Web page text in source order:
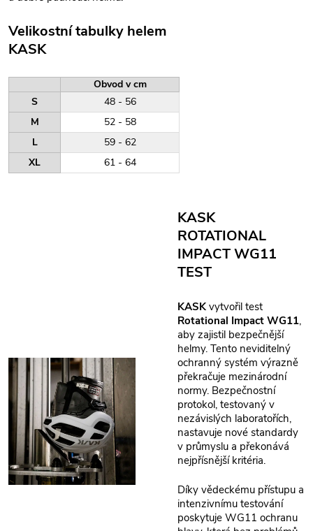
Velikostní tabulky helem
KASK
Obvod v cm
S
48 - 56
M
52 - 58
L
59 - 62
XL
61 - 64
KASK
ROTATIONAL
IMPACT WG11
TEST
KASK vytvořil test
Rotational Impact WG11,
aby zajistil bezpečnější
helmy. Tento neviditelný
ochranný systém výrazně
překračuje mezinárodní
normy. Bezpečnostní
protokol, testovaný v
nezávislých laboratořích,
nastavuje nové standardy
v průmyslu a překonává
nejpřísnější kritéria.
Díky vědeckému přístupu a
intenzivnímu testování
poskytuje WG11 ochranu